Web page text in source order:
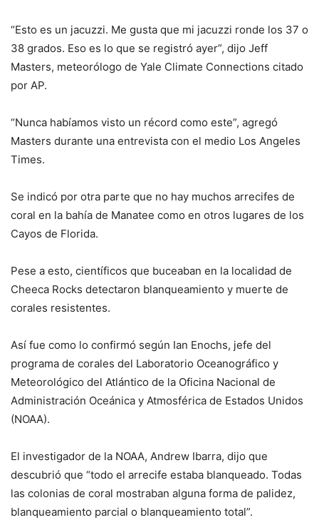
“Esto es un jacuzzi. Me gusta que mi jacuzzi ronde los 37 o
38 grados. Eso es lo que se registró ayer”, dijo Jeff
Masters, meteorólogo de Yale Climate Connections citado
por AP.
“Nunca habíamos visto un récord como este”, agregó
Masters durante una entrevista con el medio Los Angeles
Times.
Se indicó por otra parte que no hay muchos arrecifes de
coral en la bahía de Manatee como en otros lugares de los
Cayos de Florida.
Pese a esto, científicos que buceaban en la localidad de
Cheeca Rocks detectaron blanqueamiento y muerte de
corales resistentes.
Así fue como lo confirmó según Ian Enochs, jefe del
programa de corales del Laboratorio Oceanográfico y
Meteorológico del Atlántico de la Oficina Nacional de
Administración Oceánica y Atmosférica de Estados Unidos
(NOAA).
El investigador de la NOAA, Andrew Ibarra, dijo que
descubrió que “todo el arrecife estaba blanqueado. Todas
las colonias de coral mostraban alguna forma de palidez,
blanqueamiento parcial o blanqueamiento total”.